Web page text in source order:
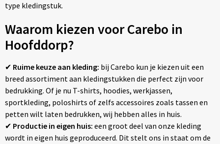
Relatiegeschenken
Stickers
type kledingstuk.
Waarom kiezen voor Carebo in
Hoofddorp?
✔ Ruime keuze aan kleding: bij Carebo kun je kiezen uit een
breed assortiment aan kledingstukken die perfect zijn voor
bedrukking. Of je nu T-shirts, hoodies, werkjassen,
sportkleding, poloshirts of zelfs accessoires zoals tassen en
petten wilt laten bedrukken, wij hebben alles in huis.
✔ Productie in eigen huis: een groot deel van onze kleding
wordt in eigen huis geproduceerd. Dit stelt ons in staat om de